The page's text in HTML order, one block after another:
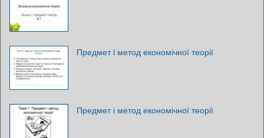
Предмет i метод економічної теорії
Предмет і метод економічної теорії